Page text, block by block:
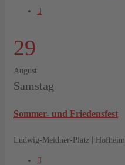
29
August
Samstag
Sommer- und Friedensfest
Ludwig-Meidner-Platz | Hofheim